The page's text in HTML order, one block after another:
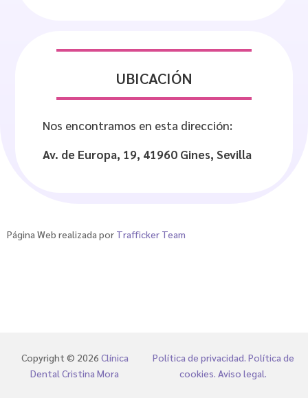
UBICACIÓN
Nos encontramos en esta dirección:
Av. de Europa, 19, 41960 Gines, Sevilla
Página Web realizada por Trafficker Team
Copyright © 2026 Clínica
Dental Cristina Mora
Política de privacidad. Política de
cookies. Aviso legal.